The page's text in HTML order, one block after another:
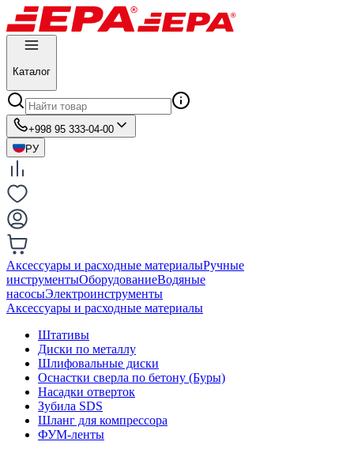
Каталог
+998 95 333-04-00
РУ
Аксессуары и расходные материалыРучные
инструментыОборудованиеВодяные
насосыЭлектроинструменты
Аксессуары и расходные материалы
Штативы
Диски по металлу
Шлифовальные диски
Оснастки сверла по бетону (Буры)
Насадки отверток
Зубила SDS
Шланг для компрессора
ФУМ-ленты